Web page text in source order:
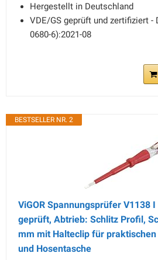
Hergestellt in Deutschland
VDE/GS geprüft und zertifiziert -
0680-6):2021-08
BESTSELLER NR. 2
ViGOR Spannungsprüfer V1138 I
geprüft, Abtrieb: Schlitz Profil,
mm mit Halteclip für
und Hosentasche